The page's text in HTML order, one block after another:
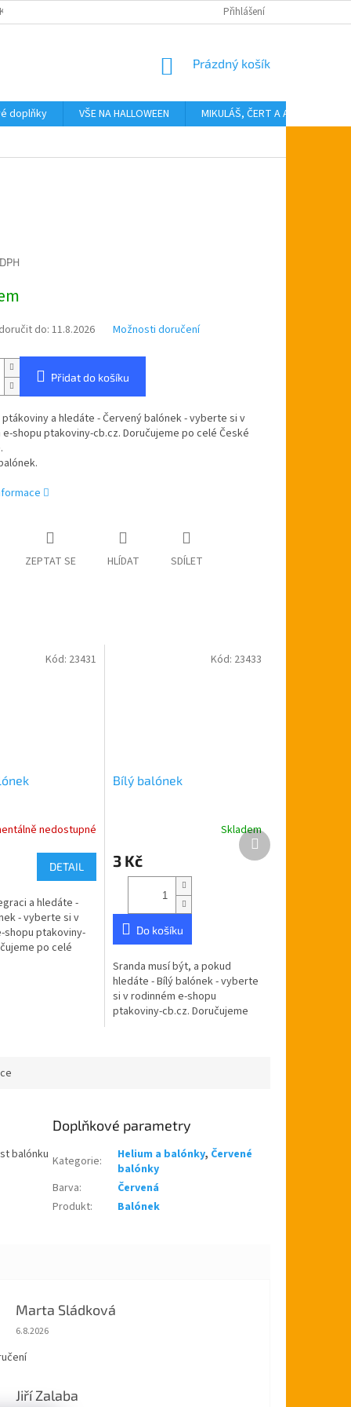
Přihlášení
NÁKUPNÍ
Prázdný košík
doplňky VŠE NA HALLOWEEN MIKULÁŠ, ČERT A ANDĚL
do: 11.8.2026 Možnosti doručení
Přidat do košíku
a hledáte - Červený balónek - vyberte si v
shopu ptakoviny-cb.cz. Doručujeme po celé České
ZEPTAT SE HLÍDAT SDÍLET
nedostupné
DETAIL
a hledáte -
- vyberte si v
shopu ptakoviny-
po celé
Kód: 23431
Bílý balónek
Skladem
3 Kč
Do košíku
Sranda musí být, a pokud
hledáte - Bílý balónek - vyberte
si v rodinném e-shopu
ptakoviny-cb.cz. Doručujeme
Kód: 23433
Další
produkt
balónku
Doplňkové parametry
Kategorie: Helium a balónky, Červené
balónky
Barva:
Červená
Produkt: Balónek
Marta Sládková
Hodnocení obchodu je 5 z 5 hvězdiček.
6.8.2026
Jiří Zalaba